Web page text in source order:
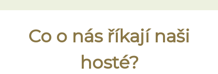
Co o nás říkají naši
hosté?